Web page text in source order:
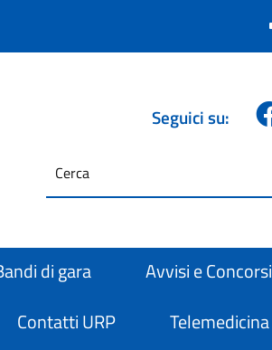
Seguici su:
da
di gara
Avvisi e Concorsi
Contatti URP
Telemedicina